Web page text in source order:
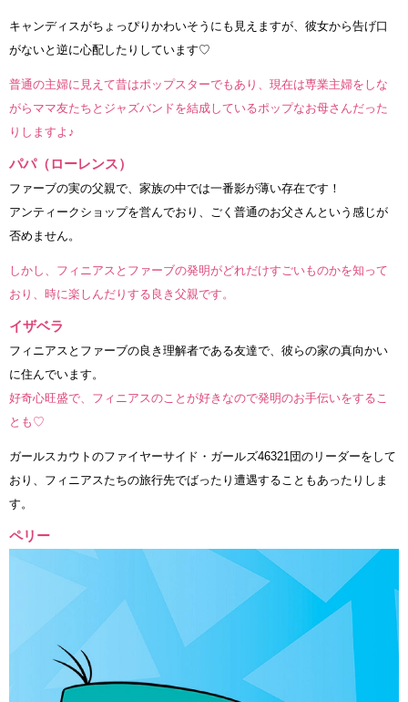
キャンディスがちょっぴりかわいそうにも見えますが、彼女から告げ口
がないと逆に心配したりしています♡
普通の主婦に見えて昔はポップスターでもあり、現在は専業主婦をしな
がらママ友たちとジャズバンドを結成しているポップなお母さんだった
りしますよ♪
パパ（ローレンス）
ファーブの実の父親で、家族の中では一番影が薄い存在です！
アンティークショップを営んでおり、ごく普通のお父さんという感じが
否めません。
しかし、フィニアスとファーブの発明がどれだけすごいものかを知って
おり、時に楽しんだりする良き父親です。
イザベラ
フィニアスとファーブの良き理解者である友達で、彼らの家の真向かい
に住んでいます。
好奇心旺盛で、フィニアスのことが好きなので発明のお手伝いをするこ
とも♡
ガールスカウトのファイヤーサイド・ガールズ46321団のリーダーをして
おり、フィニアスたちの旅行先でばったり遭遇することもあったりしま
す。
ペリー